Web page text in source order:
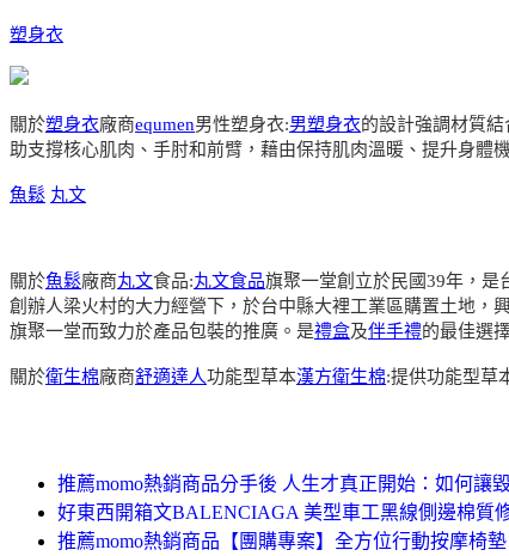
塑身衣
關於塑身衣廠商equmen男性塑身衣:男塑身衣的設計強調材質
助支撐核心肌肉、手肘和前臂，藉由保持肌肉溫暖、提升身體
魚鬆 丸文
關於魚鬆廠商丸文食品:丸文食品旗聚一堂創立於民國39年，是
創辦人梁火村的大力經營下，於台中縣大裡工業區購置土地，
旗聚一堂而致力於產品包裝的推廣。是禮盒及伴手禮的最佳選擇
關於衛生棉廠商舒適達人功能型草本漢方衛生棉:提供功能型草
推薦momo熱銷商品分手後 人生才真正開始：如何讓
好東西開箱文BALENCIAGA 美型車工黑線側邊棉質
推薦momo熱銷商品【團購專案】全方位行動按摩椅墊